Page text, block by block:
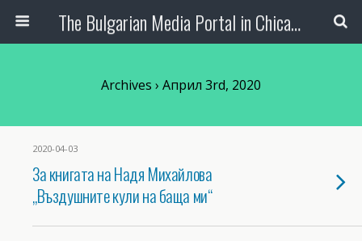
The Bulgarian Media Portal in Chicago
Archives › Април 3rd, 2020
2020-04-03
За книгата на Надя Михайлова
„Въздушните кули на баща ми“